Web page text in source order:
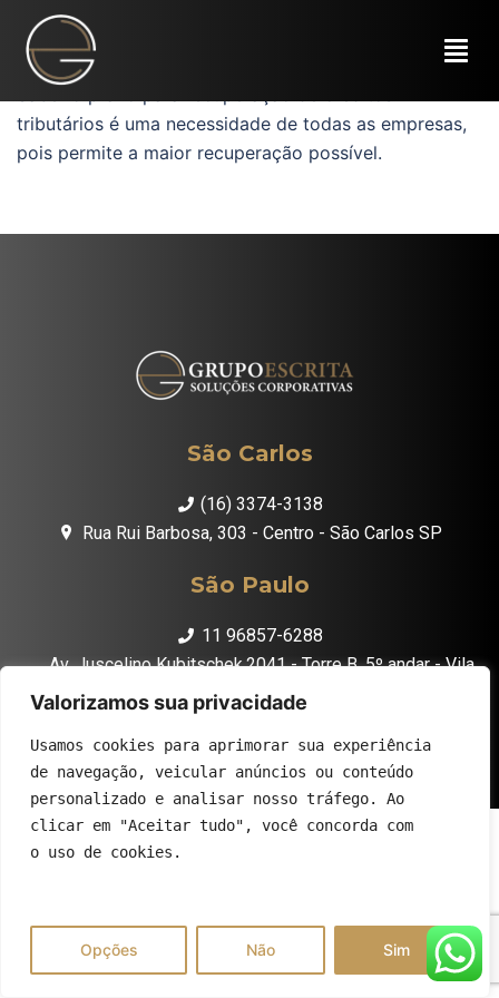
Valorizamos sua privacidade
Usamos cookies para aprimorar sua experiência
de navegação, veicular anúncios ou conteúdo
personalizado e analisar nosso tráfego. Ao
clicar em "Aceitar tudo", você concorda com
o uso de cookies.
Opções Não Sim
tributários é uma necessidade de todas as empresas,
pois permite a maior recuperação possível.
São Carlos
(16) 3374-3138
Rua Rui Barbosa, 303 - Centro - São Carlos SP
São Paulo
11 96857-6288
Av. Juscelino Kubitschek,2041 - Torre B, 5º andar - Vila
Olímpia - São Paulo SP